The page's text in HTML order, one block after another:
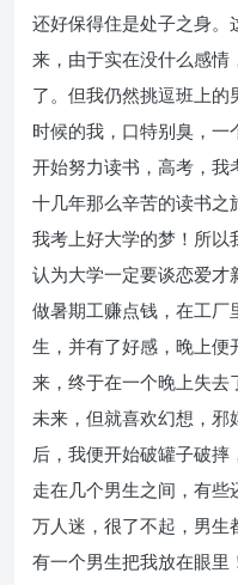
还好保得住是处子之身
来，由于实在没什么感
了。但我仍然挑逗班上
时候的我，口特别臭，
开始努力读书，高考，我
十几年那么辛苦的读书之
我考上好大学的梦！所
认为大学一定要谈恋爱
做暑期工赚点钱，在工厂
生，并有了好感，晚上便
来，终于在一个晚上失
未来，但就喜欢幻想，邪
后，我便开始破罐子破
走在几个男生之间，有
万人迷，很了不起，男
有一个男生把我放在眼里